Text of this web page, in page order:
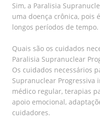
Sim, a Paralisia
uma doença crônica, pois
longos períodos de tempo.
Quais são os cuidados
Paralisia Supranuclear
Os cuidados necessários
Supranuclear Progressiva
médico regular, terapias
apoio emocional,
cuidadores.